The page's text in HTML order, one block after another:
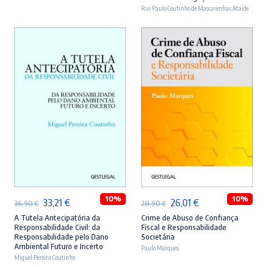
Rui Paulo Coutinho de Mascarenhas Ataíde
36,90€ O
preço
original
era:
33,21 €O
preço
atual
é:
10%
A Tutela Antecipatória da
Responsabilidade Civil: da
Responsabilidade pelo Dano
Ambiental Futuro e Incerto
Miguel Pereira Coutinho
ADICIONAR
28,90€ O
preço
original
era:
26,01 €O
preço
atual
10%
Crime de Abuso de Confiança
Fiscal e Responsabilidade
Societária
Paulo Marques